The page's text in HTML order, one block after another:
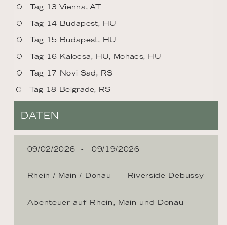
Tag 13 Vienna, AT
Tag 14 Budapest, HU
Tag 15 Budapest, HU
Tag 16 Kalocsa, HU, Mohacs, HU
Tag 17 Novi Sad, RS
Tag 18 Belgrade, RS
DATEN
09/02/2026 09/19/2026
Rhein / Main / Donau Riverside Debussy
Abenteuer auf Rhein, Main und Donau